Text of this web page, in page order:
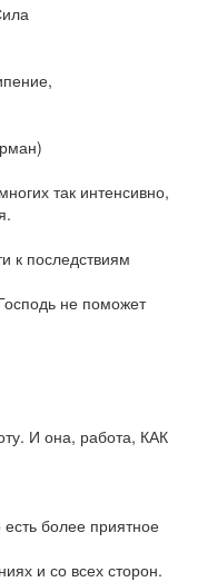
так интенсивно,
к последствиям
не поможет
И она, работа, КАК
более приятное
и со всех сторон.